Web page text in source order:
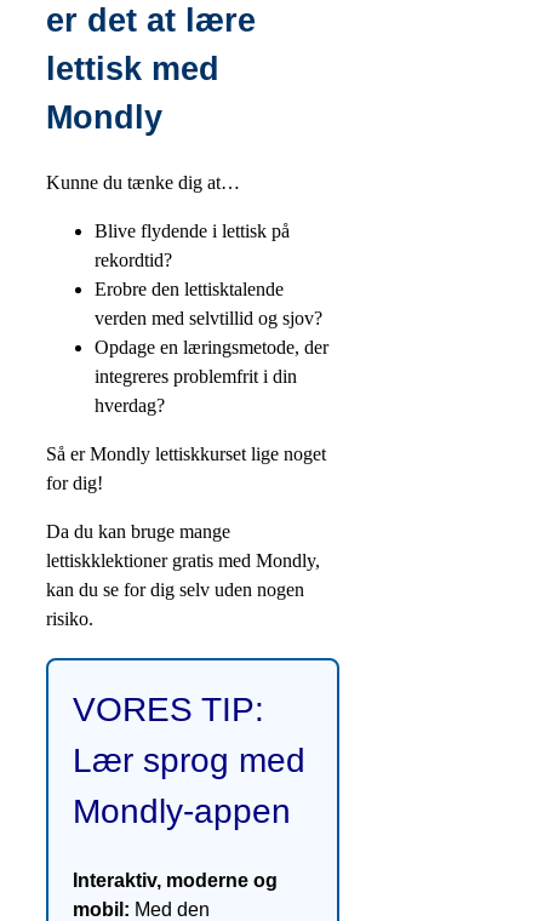
er det at lære
lettisk med
Mondly
Kunne du tænke dig at…
Blive flydende i lettisk på
rekordtid?
Erobre den lettisktalende
verden med selvtillid og sjov?
Opdage en læringsmetode, der
integreres problemfrit i din
hverdag?
Så er Mondly lettiskkurset lige noget
for dig!
Da du kan bruge mange
lettiskklektioner gratis med Mondly,
kan du se for dig selv uden nogen
risiko.
VORES TIP:
Lær sprog med
Mondly-appen
Interaktiv, moderne og
mobil: Med den